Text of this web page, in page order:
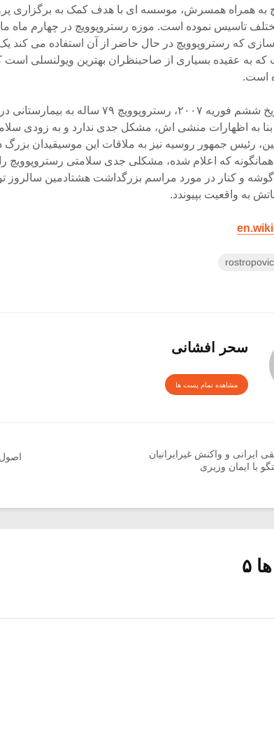
به همراه همسرش، موسسه ای با هدف کمک به برگزاری
است که به عقیده بسیاری از صاحبنظران بهترین ویولنسلی
است.
اخیرا در تاریخ ششم فوریه ۲۰۰۷،
بنا به اظهارات منشی اش، مشکل جدی ندارد و به زودی
رئیس جمهور روسیه نیز به ملاقات این موسیقیدان
همانگونه که اعلام شده، مشکلی جدی سلامتی رستروپوویچ
گوشه و کنار در مورد مراسم بزرگداشت هشتادمین سالروز
به واقعیت بپیوندد.
سحر افشانی
مشاهده تمام پست ها
اصول
ایرانی و واکنش غیرایرانیان
با ایمان وزیری
۵